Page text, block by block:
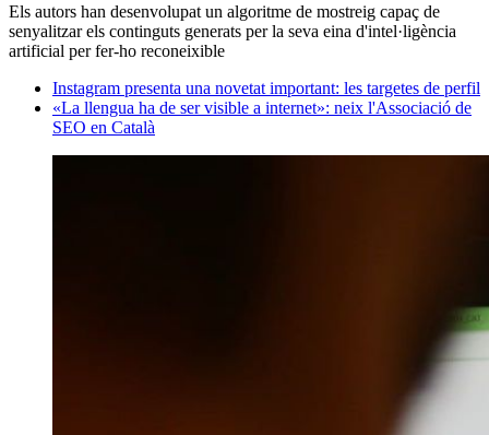
Els autors han desenvolupat un algoritme de mostreig capaç de
senyalitzar els continguts generats per la seva eina d'intel·ligència
artificial per fer-ho reconeixible
Instagram presenta una novetat important: les targetes de perfil
«La llengua ha de ser visible a internet»: neix l'Associació de
SEO en Català